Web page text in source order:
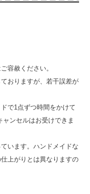
容赦ください。
おりますが、若干誤差が
で1点ずつ時間をかけて
ンセルはお受けできま
います。ハンドメイドな
上がりとは異なりますの